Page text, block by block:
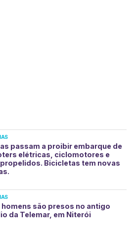
passam a proibir embarque de
elétricas, ciclomotores e
Bicicletas tem novas
homens são presos no antigo
da Telemar, em Niterói